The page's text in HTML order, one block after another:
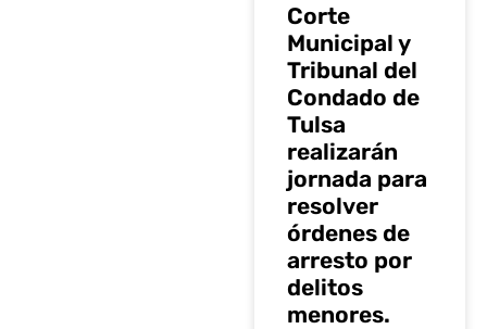
Corte
Municipal y
Tribunal del
Condado de
Tulsa
realizarán
jornada para
resolver
órdenes de
arresto por
delitos
menores.